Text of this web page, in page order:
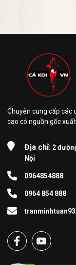
Chuyên cung cấp các
cao có nguồn gốc
Địa chỉ: 2
Nội
0964854888
0964 854 888